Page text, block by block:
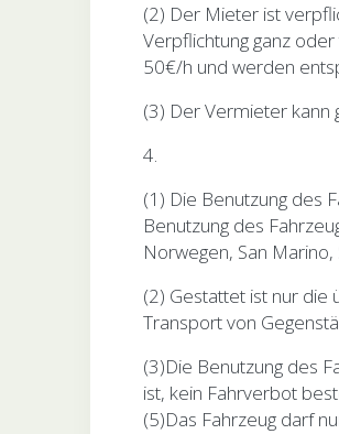
(2) Der Mieter ist
Verpflichtung ganz
50€/h und werden
(3) Der Vermieter kann
(1) Die Benutzung des
Benutzung des
Norwegen, San
(2) Gestattet ist nur die
Transport von
(3)Die Benutzung des
ist, kein Fahrverbot
(5)Das Fahrzeug darf